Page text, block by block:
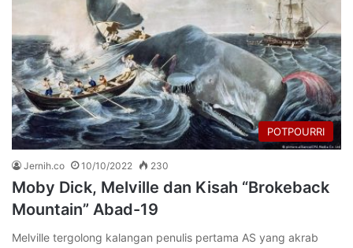
POTPOURRI
Jernih.co 10/10/2022 230
Moby Dick, Melville dan Kisah “Brokeback
Mountain” Abad-19
Melville tergolong kalangan penulis pertama AS yang akrab